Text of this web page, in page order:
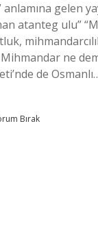
anlamına gelen
atanteg ulu”
ne
de
Bırak